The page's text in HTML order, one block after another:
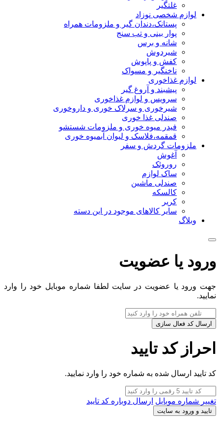
غلتگیر
لوازم شخصی نوزاد
پستانک،دندان گیر و ملزومات همراه
پوار بینی و تب سنج
شانه و برس
شیردوش
کفش و پاپوش
ناخنگیر و مسواک
لوازم غذاخوری
پیشبند و آروغ گیر
سرویس و لوازم غذاخوری
شیرخوری و سرلاک خوری و داروخوری
صندلی غذا خوری
فیدر میوه خوری و ملزومات شستشو
قمقمه،فلاسک و لیوان آبمیوه خوری
ملزومات گردش و سفر
آغوش
روروئک
ساک لوازم
صندلی ماشین
کالسکه
کریر
سایر کالاهای موجود در این دسته
وبلاگ
ورود یا عضویت
جهت ورود یا عضویت در سایت لطفا شماره موبایل خود را وارد
نمایید.
ارسال کد فعال سازی
احراز کد تایید
کد تایید ارسال شده به شماره خود را وارد نمایید.
تغییر شماره موبایل ارسال دوباره کد تایید
تایید و ورود به سایت